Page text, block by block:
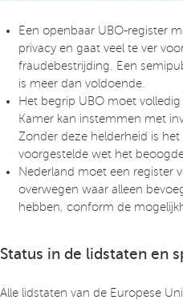
Een openbaar UBO-register
privacy en gaat veel te ver
fraudebestrijding. Een
is meer dan voldoende.
Het begrip UBO moet
Kamer kan instemmen met
Zonder deze helderheid is
voorgestelde wet het
Nederland moet een register
overwegen waar alleen
hebben, conform de
Status in de lidstaten en
Alle lidstaten van de Europese